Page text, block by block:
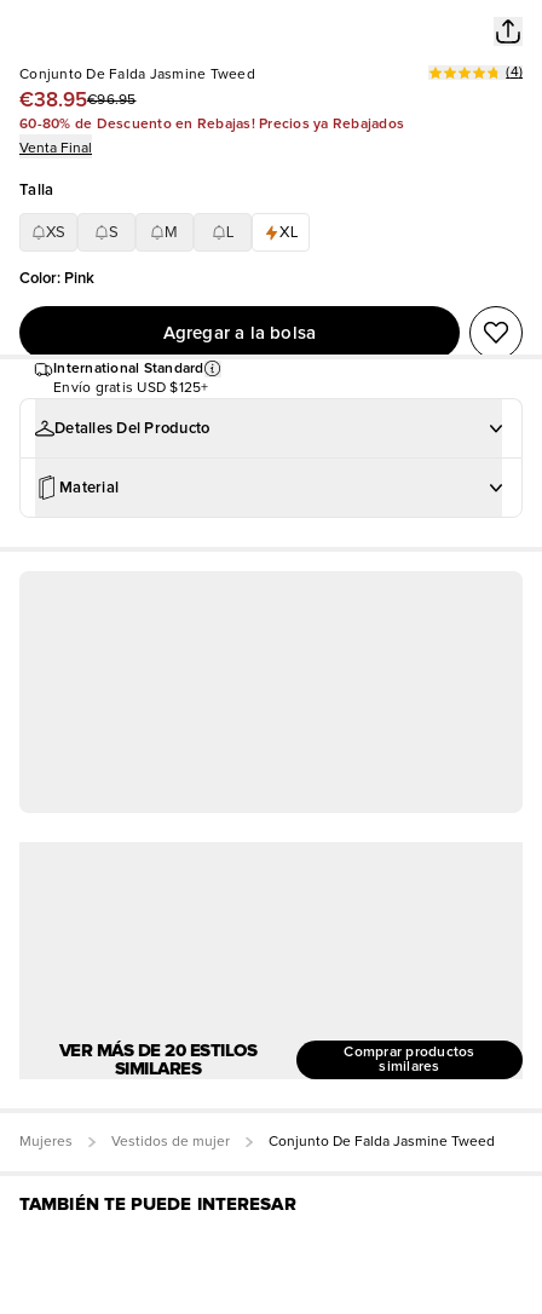
Conjunto De Falda Jasmine Tweed
€38.95€96.95
(4)
60-80% de Descuento en Rebajas! Precios ya Rebajados
Venta Final
Talla
XS S M XL
Color: Pink
Agregar a la bolsa
International Standard
Envío gratis USD $125+
Detalles Del Producto
Material
VER MÁS DE 20 ESTILOS
SIMILARES
Comprar productos
similares
Mujeres Vestidos de mujer Conjunto De Falda Jasmine Tweed
TAMBIÉN TE PUEDE INTERESAR